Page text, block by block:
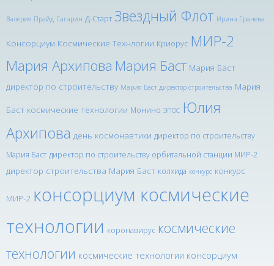
Валерия Прайд Гагарин Д-Старт Звездный Флот Ирина Грачева
Консорциум Космические Технлогии Криорус МИР-2
Мария Архипова Мария Баст Мария Баст
директор по строительству Мария Баст директор строительства Мария
Баст космические технологии Монино ЭПОС Юлия
Архипова день космонавтики директор по строительству
Мария Баст директор по строительству орбитальной станции МИР-2
директор строительства Мария Баст колхида конкурс конкурс
МИР-2 консорциум космические
технологии коронавирус космические
технологии космические технологии консорциум